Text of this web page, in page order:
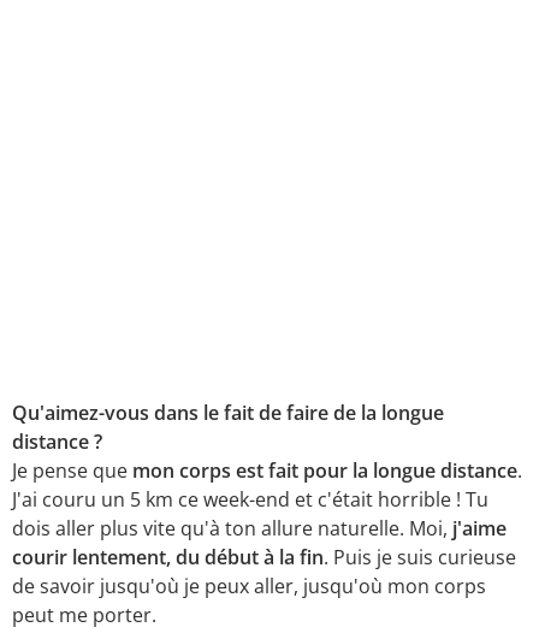
Qu'aimez-vous dans le fait de faire de la longue
distance ?
Je pense que mon corps est fait pour la longue distance.
J'ai couru un 5 km ce week-end et c'était horrible ! Tu
dois aller plus vite qu'à ton allure naturelle. Moi, j'aime
courir lentement, du début à la fin. Puis je suis curieuse
de savoir jusqu'où je peux aller, jusqu'où mon corps
peut me porter.